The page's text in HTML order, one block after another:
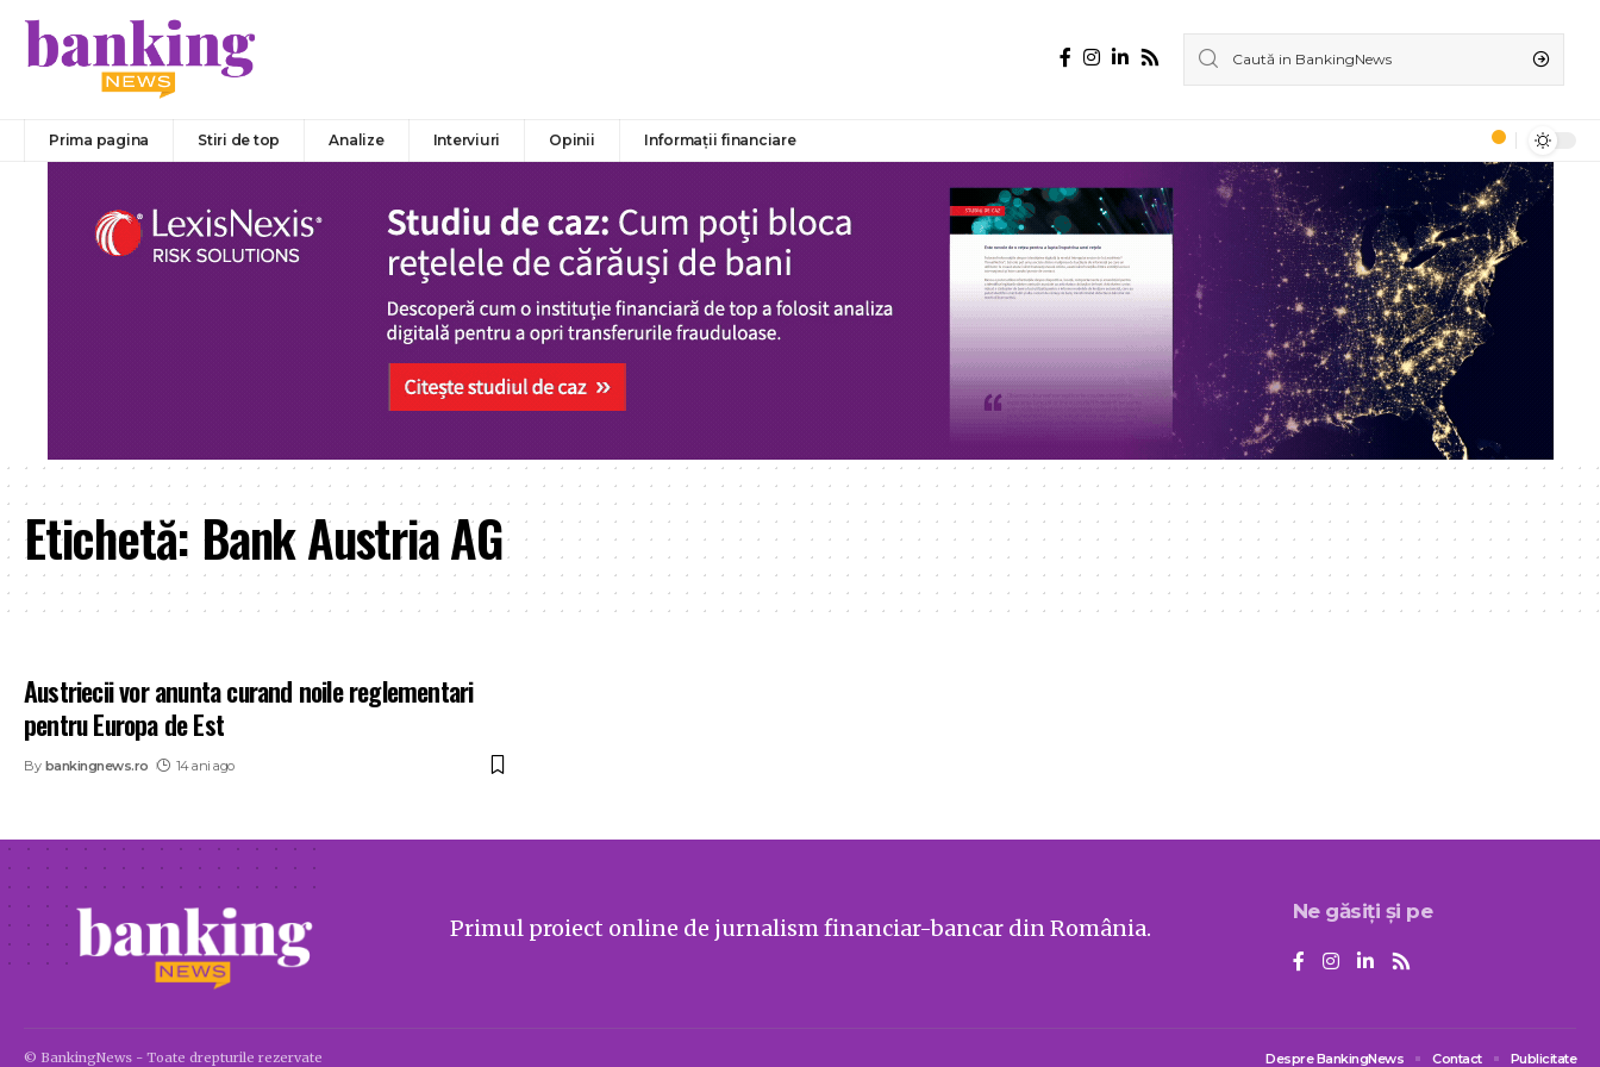
Prima pagina Stiri de top Analize Interviuri Opinii Informații financiare
Etichetă: Bank Austria AG
Austriecii vor anunta curand noile reglementari
pentru Europa de Est
By bankingnews.ro 14 ani ago
Primul proiect online de jurnalism financiar-bancar din România.
Ne găsiți și pe
© BankingNews - Toate drepturile rezervate Despre BankingNews Contact Publicitate